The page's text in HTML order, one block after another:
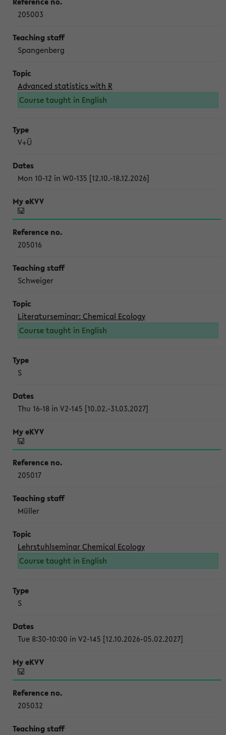
205003
Spangenberg
Advanced statistics with R
Course taught in English
V+Ü
Mon 10-12 in W0-135 [12.10.-18.12.2026]
205016
Schweiger
Literaturseminar: Chemical Ecology
Course taught in English
S
Thu 16-18 in V2-145 [10.02.-31.03.2027]
205017
Müller
Lehrstuhlseminar Chemical Ecology
Course taught in English
S
Tue 8:30-10:00 in V2-145 [12.10.2026-05.02.2027]
205032